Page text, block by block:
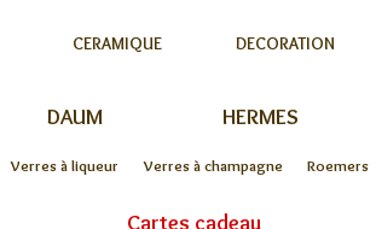
CERAMIQUE DECORATION
DAUM HERMES
Verres à liqueur Verres à champagne Roemers
Cartes cadeau